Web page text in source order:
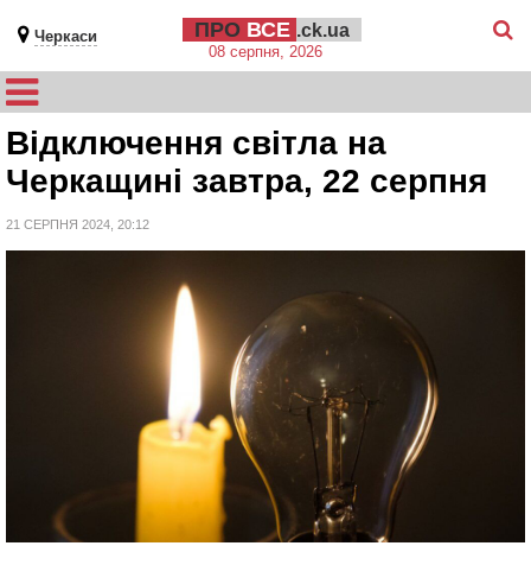
Черкаси ПРО ВСЕ .ck.ua
08 серпня, 2026
Відключення світла на
Черкащині завтра, 22 серпня
21 СЕРПНЯ 2024, 20:12